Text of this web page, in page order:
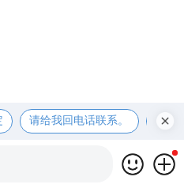
请给我回电话联系。 咨